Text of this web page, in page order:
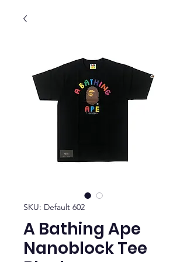
SKU: Default 602
A Bathing Ape
Nanoblock Tee